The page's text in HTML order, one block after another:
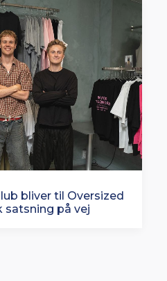
bliver til Oversized
satsning på vej